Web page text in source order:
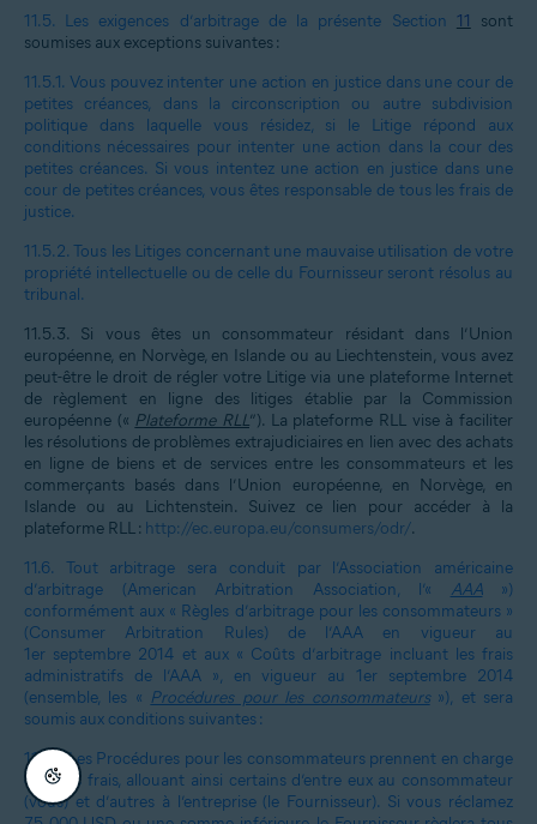
11.5. Les exigences d’arbitrage de la présente Section 11
sont
soumises aux exceptions suivantes :
11.5.1. Vous pouvez intenter une action en justice dans une cour de
petites créances, dans la circonscription ou autre subdivision
politique dans laquelle vous résidez, si le Litige répond aux
conditions nécessaires pour intenter une action dans la cour des
petites créances. Si vous intentez une action en justice dans une
cour de petites créances, vous êtes responsable de tous les frais de
justice.
11.5.2. Tous les Litiges concernant une mauvaise utilisation de votre
propriété intellectuelle ou de celle du Fournisseur seront résolus au
tribunal.
11.5.3.
Si vous êtes un consommateur résidant dans l’Union
européenne, en Norvège, en Islande ou au Liechtenstein, vous avez
peut-être le droit de régler votre Litige via une plateforme Internet
de règlement en ligne des litiges établie par la Commission
européenne (« Plateforme RLL”). La plateforme RLL vise à faciliter
les résolutions de problèmes extrajudiciaires en lien avec des achats
en ligne de biens et de services entre les consommateurs et les
commerçants basés dans l’Union européenne, en Norvège, en
Islande ou au Lichtenstein. Suivez ce lien pour accéder à la
plateforme RLL : http://ec.europa.eu/consumers/odr/.
11.6.
Tout arbitrage sera conduit par l’Association américaine
d’arbitrage (American Arbitration Association, l’« AAA»)
conformément aux « Règles d’arbitrage pour les consommateurs »
(Consumer Arbitration Rules) de l’AAA en vigueur au
1er septembre 2014 et aux « Coûts d’arbitrage incluant les frais
administratifs de l’AAA », en vigueur au 1er septembre 2014
(ensemble, les « Procédures pour les consommateurs»), et sera
soumis aux conditions suivantes :
11.6.1.Les Procédures pour les consommateurs prennent en charge
certains frais, allouant ainsi certains d’entre eux au consommateur
(vous) et d’autres à l’entreprise (le Fournisseur). Si vous réclamez